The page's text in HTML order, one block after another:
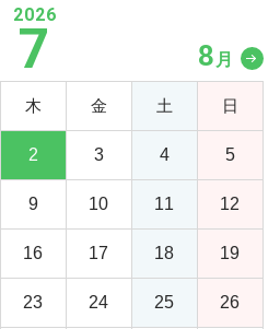
2026
7 8 月
木 金 土 日
2 3 4 5
9 10 11 12
16 17 18 19
23 24 25 26